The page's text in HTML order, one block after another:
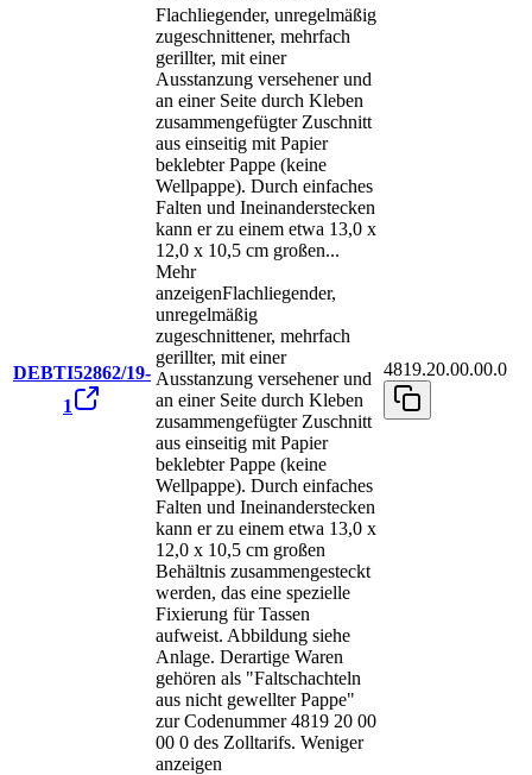
DEBTI52862/19-
1
Flachliegender, unregelmäßig
zugeschnittener, mehrfach
gerillter, mit einer
Ausstanzung versehener und
an einer Seite durch Kleben
zusammengefügter Zuschnitt
aus einseitig mit Papier
beklebter Pappe (keine
Wellpappe). Durch einfaches
Falten und Ineinanderstecken
kann er zu einem etwa 13,0 x
12,0 x 10,5 cm großen...
Mehr
anzeigenFlachliegender,
unregelmäßig
zugeschnittener, mehrfach
gerillter, mit einer
Ausstanzung versehener und
an einer Seite durch Kleben
zusammengefügter Zuschnitt
aus einseitig mit Papier
beklebter Pappe (keine
Wellpappe). Durch einfaches
Falten und Ineinanderstecken
kann er zu einem etwa 13,0 x
12,0 x 10,5 cm großen
Behältnis zusammengesteckt
werden, das eine spezielle
Fixierung für Tassen
aufweist. Abbildung siehe
Anlage. Derartige Waren
gehören als "Faltschachteln
aus nicht gewellter Pappe"
zur Codenummer 4819 20 00
00 0 des Zolltarifs. Weniger
anzeigen
4819.20.00.00.0